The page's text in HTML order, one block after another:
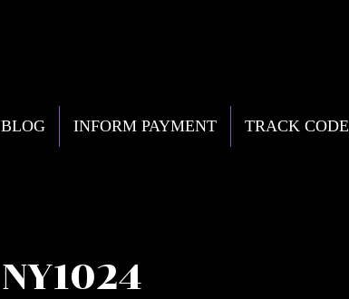
BLOG INFORM PAYMENT TRACK CODE
NY1024